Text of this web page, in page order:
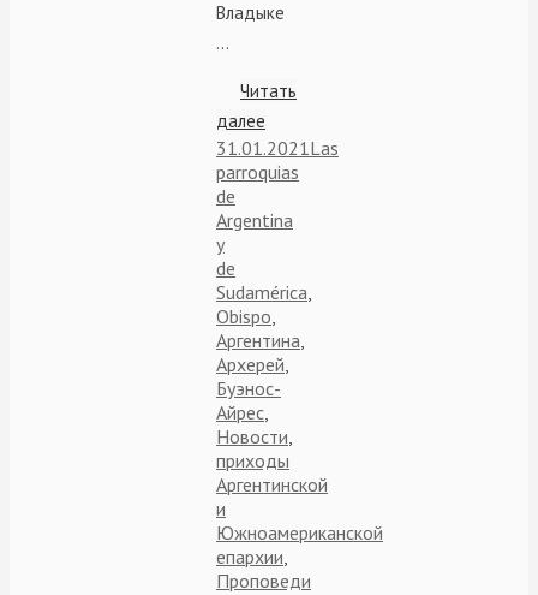
Владыке
…
Читать
далее
31.01.2021Las
parroquias
de
Argentina
y
de
Sudamérica,
Obispo,
Аргентина,
Архерей,
Буэнос-
Айрес,
Новости,
приходы
Аргентинской
и
Южноамериканской
епархии,
Проповеди